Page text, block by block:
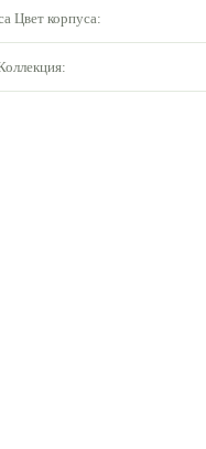
Цвет корпуса: